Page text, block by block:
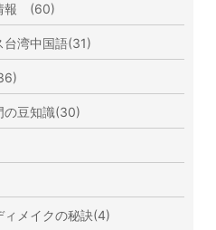
報 (60)
台湾中国語(31)
の豆知識(30)
ィメイクの秘訣(4)